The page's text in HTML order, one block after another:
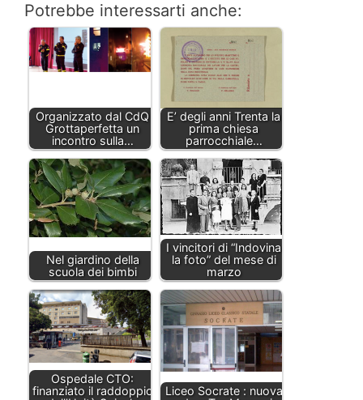
Potrebbe interessarti anche:
Organizzato dal CdQ
Grottaperfetta un
incontro sulla…
E’ degli anni Trenta la
prima chiesa
parrocchiale…
Nel giardino della
scuola dei bimbi
I vincitori di “Indovina
la foto” del mese di
marzo
Ospedale CTO:
finanziato il raddoppio
Liceo Socrate : nuova